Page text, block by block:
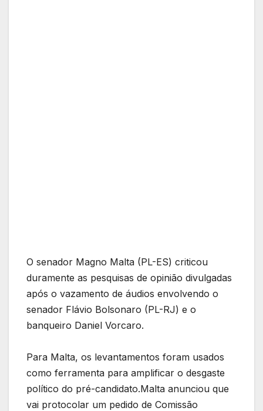
O senador Magno Malta (PL-ES) criticou
duramente as pesquisas de opinião divulgadas
após o vazamento de áudios envolvendo o
senador Flávio Bolsonaro (PL-RJ) e o
banqueiro Daniel Vorcaro.
Para Malta, os levantamentos foram usados
como ferramenta para amplificar o desgaste
político do pré-candidato.Malta anunciou que
vai protocolar um pedido de Comissão